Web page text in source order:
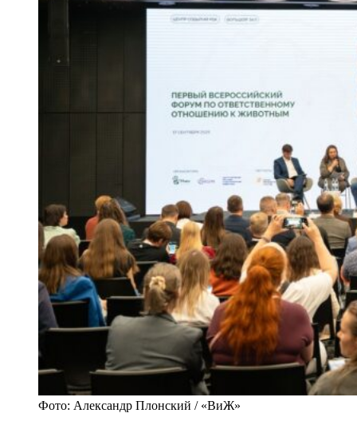
Фото: Александр Плонский / «ВиЖ»